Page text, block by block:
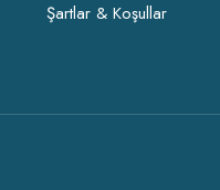
Şartlar & Koşullar